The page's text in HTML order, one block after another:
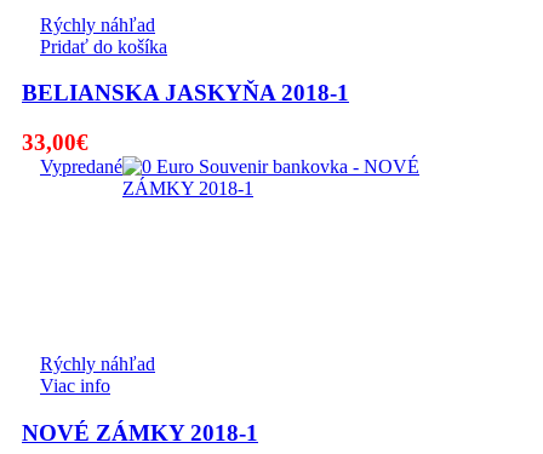
Rýchly náhľad
Pridať do košíka
BELIANSKA JASKYŇA 2018-1
33,00€
Vypredané
Rýchly náhľad
Viac info
NOVÉ ZÁMKY 2018-1